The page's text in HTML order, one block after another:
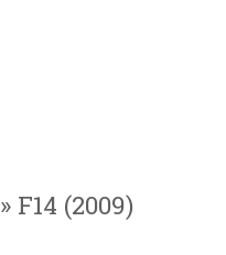
» F14 (2009)